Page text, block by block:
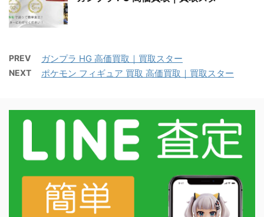
PREV ガンプラ HG 高価買取｜買取スター
NEXT ポケモン フィギュア 買取 高価買取｜買取スター